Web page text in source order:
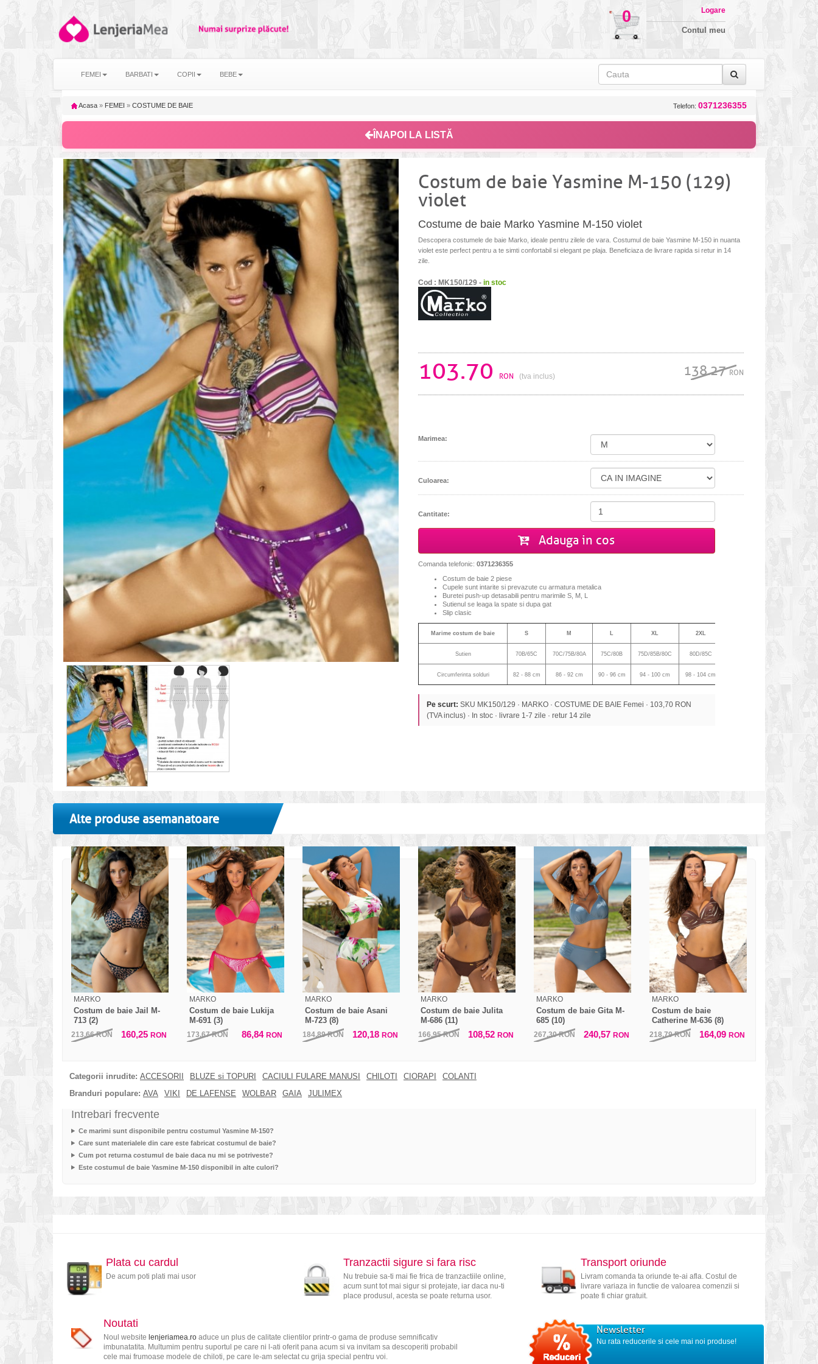
0 Logare
Contul meu
FEMEI BARBATI COPII BEBE
Acasa » FEMEI » COSTUME DE BAIE Telefon: 0371236355
ÎNAPOI LA LISTĂ
Costum de baie Yasmine M-150 (129)
violet
Costume de baie Marko Yasmine M-150 violet
Descopera costumele de baie Marko, ideale pentru zilele de vara. Costumul de baie Yasmine M-150 in nuanta
violet este perfect pentru a te simti confortabil si elegant pe plaja. Beneficiaza de livrare rapida si retur in 14
zile.
Cod : MK150/129 - in stoc
103.70 RON (tva inclus) 138.27RON
Marimea:
Culoarea:
Cantitate:
Adauga in cos
Comanda telefonic: 0371236355
Costum de baie 2 piese
Cupele sunt intarite si prevazute cu armatura metalica
Buretei push-up detasabili pentru marimile S, M, L
Sutienul se leaga la spate si dupa gat
Slip clasic
Marime costum de baie S M XL 2XL
Sutien 70B/65C 70C/75B/80A 75C/80B 75D/85B/80C 80D/85C
Circumferinta solduri 82 - 88 cm 86 - 92 cm 90 - 96 cm 94 - 100 cm 98 - 104 cm
Pe scurt: SKU MK150/129 · MARKO · COSTUME DE BAIE Femei · 103,70 RON
(TVA inclus) · In stoc · livrare 1-7 zile · retur 14 zile
Alte produse asemanatoare
MARKO
Costum de baie Jail M-
713 (2)
213,66RON 160,25 RON
MARKO
Costum de baie Lukija
M-691 (3)
173,67RON 86,84 RON
MARKO
Costum de baie Asani
M-723 (8)
184,89RON 120,18 RON
MARKO
Costum de baie Julita
M-686 (11)
166,95RON 108,52 RON
MARKO
Costum de baie Gita M-
685 (10)
267,30RON 240,57 RON
MARKO
Costum de baie
Catherine M-636 (8)
218,79RON 164,09 RON
Categorii inrudite: ACCESORII BLUZE si TOPURI CACIULI FULARE MANUSI CHILOTI CIORAPI
COLANTI
Branduri populare: AVA VIKI DE LAFENSE WOLBAR GAIA JULIMEX
Intrebari frecvente
Ce marimi sunt disponibile pentru costumul Yasmine M-150?
Care sunt materialele din care este fabricat costumul de baie?
Cum pot returna costumul de baie daca nu mi se potriveste?
Este costumul de baie Yasmine M-150 disponibil in alte culori?
Plata cu cardul
De acum poti plati mai usor
Tranzactii sigure si fara risc
Nu trebuie sa-ti mai fie frica de tranzactiile online,
acum sunt tot mai sigur si protejate, iar daca nu-ti
place produsul, acesta se poate returna usor.
Transport oriunde
Livram comanda ta oriunde te-ai afla. Costul de
livrare variaza in functie de valoarea comenzii si
poate fi chiar gratuit.
Noutati
Noul website lenjeriamea.roaduce un plus de calitate clientilor printr-o gama de produse semnificativ
imbunatatita. Multumim pentru suportul pe care ni l-ati oferit pana acum si va invitam sa descoperiti probabil
cele mai frumoase modele de chiloti, pe care le-am selectat cu grija special pentru voi.
Newsletter
Nu rata reducerile si cele mai noi produse!